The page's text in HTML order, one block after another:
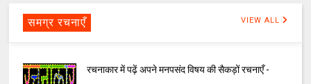
समग्र रचनाएँ VIEW ALL
रचनाकार में पढ़ें अपने मनपसंद विषय की सैकड़ों रचनाएँ -